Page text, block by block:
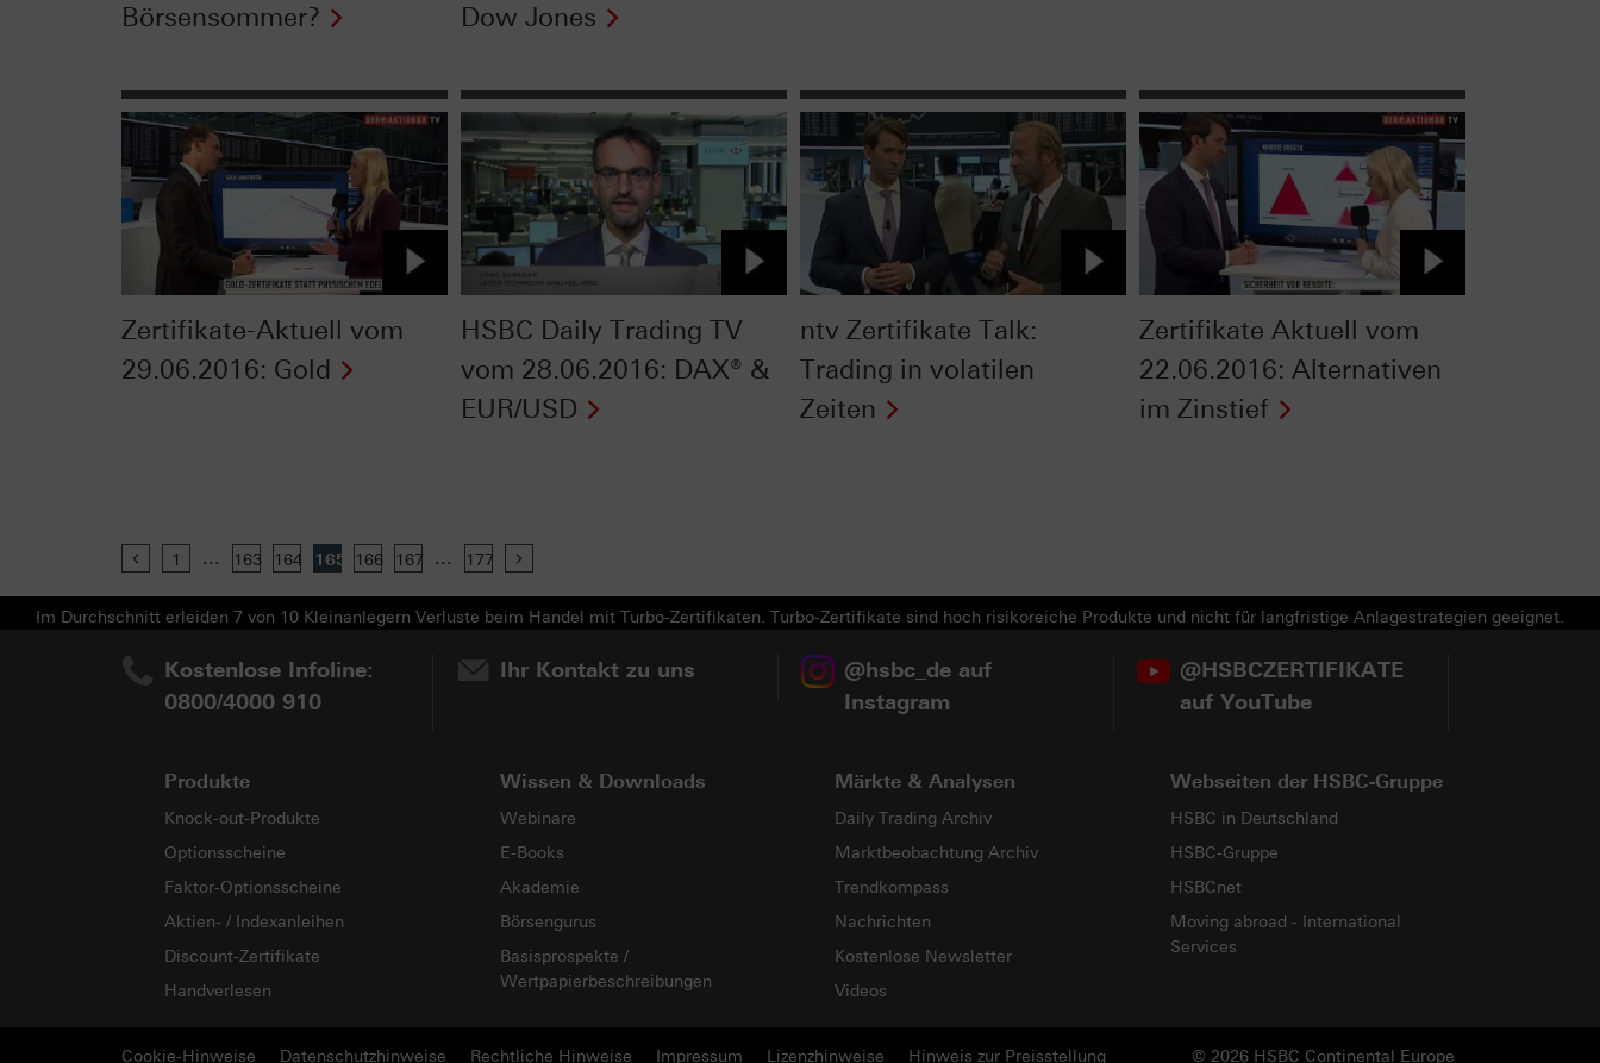
Börsensommer?
Dow Jones
Zertifikate-Aktuell vom
29.06.2016: Gold
HSBC Daily Trading TV
vom 28.06.2016: DAX® &
EUR/USD
ntv Zertifikate Talk:
Trading in volatilen
Zeiten
Zertifikate Aktuell vom
22.06.2016: Alternativen
im Zinstief
Previous
1 ... 163 164 165 166 167 ... 177
Im Durchschnitt erleiden 7 von 10 Kleinanlegern Verluste beim Handel mit Turbo-Zertifikaten. Turbo-Zertifikate sind hoch risikoreiche Produkte und nicht für langfristige Anlagestrategien geeignet.
Kostenlose Infoline:
0800/4000 910
Ihr Kontakt zu uns
@hsbc_de auf
Instagram
@HSBCZERTIFIKATE
auf YouTube
Produkte
Knock-out-Produkte
Optionsscheine
Faktor-Optionsscheine
Aktien- / Indexanleihen
Discount-Zertifikate
Handverlesen
Wissen & Downloads
Webinare
E-Books
Akademie
Börsengurus
Basisprospekte /
Wertpapierbeschreibungen
Märkte & Analysen
Daily Trading Archiv
Marktbeobachtung Archiv
Trendkompass
Nachrichten
Kostenlose Newsletter
Videos
Webseiten der HSBC-Gruppe
HSBC in Deutschland
HSBC-Gruppe
HSBCnet
Moving abroad - International
Services
Cookie-Hinweise Datenschutzhinweise Rechtliche Hinweise Impressum Lizenzhinweise © 2026 HSBC Continental Europe
Hinweis zur Preisstellung